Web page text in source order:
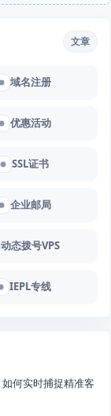
文章
域名注册
优惠活动
SSL证书
企业邮局
动态拨号VPS
IEPL专线
何实时捕捉精准客